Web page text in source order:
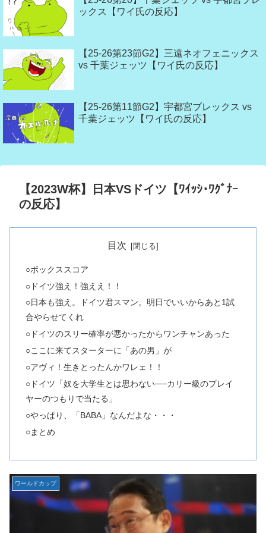
ックス【ワイ氏の反応】
【25-26第23節G2】三遠ネオフェニックス
vs 千葉ジェッツ【ワイ氏の反応】
【25-26第11節G2】宇都宮ブレックス vs
千葉ジェッツ【ワイ氏の反応】
【2023W杯】日本VSドイツ【ﾜｲｯｼ･ﾜｸﾞﾅｰ
の反応】
目次
○ボックススコア
○ドイツ強え！強ええ！！
○日本も強え。ドイツ君スマン。明日でいいからあと1試
合やらせてくれ
○ドイツのスリー確率が悪かったからワンチャンあった
○ここに来てスターターに「あの男」が
○アヴィ！生きとったんかワレェ！！
○ドイツ「奴を大学生とは思わない──カリー級のプレイ
ヤーのつもりで当たる」
○やっぱり、「BABA」なんだよな・・・
○まとめ
ワールドカップ